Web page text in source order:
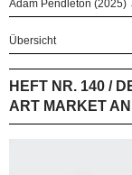
Adam Pendleton (2025)
Übersicht
HEFT NR. 140 /
ART MARKET